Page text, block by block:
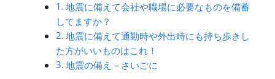
地震に備えて会社や職場に必要なものを備蓄
してますか？
地震に備えて通勤時や外出時にも持ち歩きし
た方がいいものはこれ！
地震の備え－さいごに